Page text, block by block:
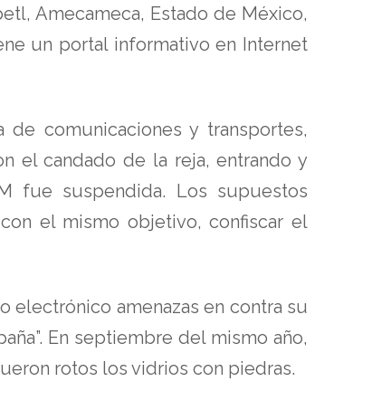
Amecameca, Estado de México,
un portal informativo en Internet
comunicaciones y transportes,
el candado de la reja, entrando y
fue suspendida. Los supuestos
el mismo objetivo, confiscar el
electrónico amenazas en contra su
En septiembre del mismo año,
rotos los vidrios con piedras.